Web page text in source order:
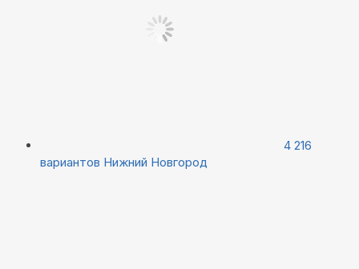
4 216
вариантов Нижний Новгород